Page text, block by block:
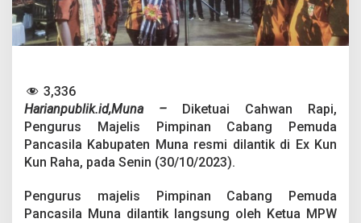
M
P
C
d
a
a
n
a
s
3,336
Harianpublik.id,Muna –
Diketuai Cahwan Rapi,
Pengurus Majelis Pimpinan Cabang Pemuda
Pancasila Kabupaten Muna resmi dilantik di Ex Kun
Kun Raha, pada Senin (30/10/2023).
Pengurus majelis Pimpinan Cabang Pemuda
Pancasila Muna dilantik langsung oleh Ketua MPW